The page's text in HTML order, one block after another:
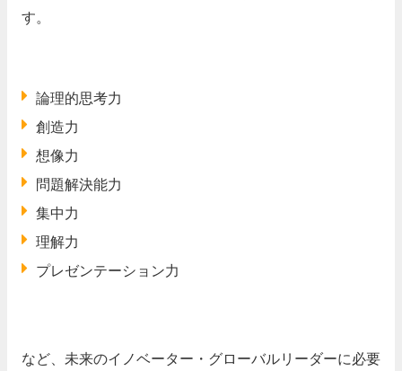
す。
論理的思考力
創造力
想像力
問題解決能力
集中力
理解力
プレゼンテーション力
など、未来のイノベーター・グローバルリーダーに必要